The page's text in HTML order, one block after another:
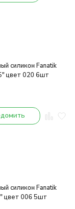
силикон Fanatik
цвет 020 6шт
силикон Fanatik
цвет 006 5шт